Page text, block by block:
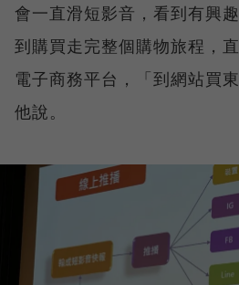
會一直滑短影音，看到有興
到購買走完整個購物旅程，
電子商務平台，「到網站買
他說。